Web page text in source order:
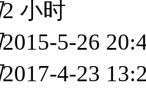
2 小时
2015-5-26
2017-4-23